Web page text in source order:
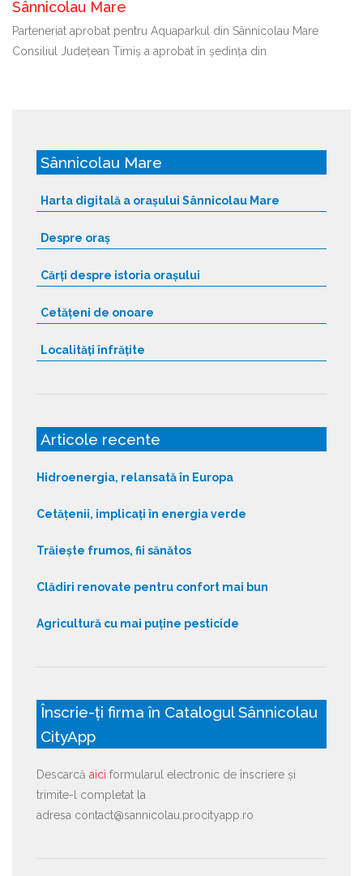
Sânnicolau Mare
Parteneriat aprobat pentru Aquaparkul din Sânnicolau Mare
Consiliul Județean Timiș a aprobat în ședința din
Sânnicolau Mare
Harta digitală a orașului Sânnicolau Mare
Despre oraș
Cărți despre istoria orașului
Cetățeni de onoare
Localități înfrățite
Articole recente
Hidroenergia, relansată în Europa
Cetățenii, implicați în energia verde
Trăiește frumos, fii sănătos
Clădiri renovate pentru confort mai bun
Agricultură cu mai puține pesticide
Înscrie-ți firma în Catalogul Sânnicolau
CityApp
Descarcă aici formularul electronic de înscriere și
trimite-l completat la
adresa contact@sannicolau.procityapp.ro